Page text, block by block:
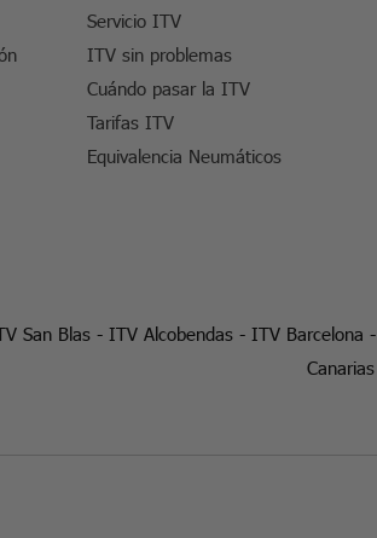
Servicio ITV
ITV sin problemas
Cuándo pasar la ITV
Tarifas ITV
Equivalencia Neumáticos
San Blas- ITV Alcobendas- ITV Barcelona -
Canarias